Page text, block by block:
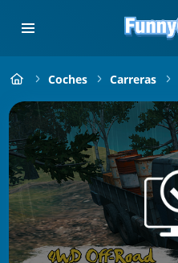
Coches Carreras